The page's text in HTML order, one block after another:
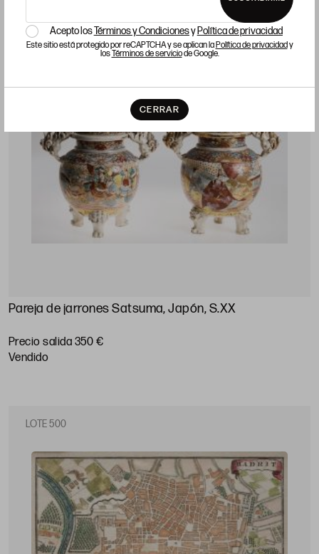
Acepto losTérminos y Condicionesy Política de privacidad
Este sitio está protegido por reCAPTCHA y se aplican laPolítica de privacidady
losTérminos de serviciode Google.
CERRAR
LOTE 453
Pareja de jarrones Satsuma, Japón, S.XX
Precio salida 350 €
vendido
LOTE 500